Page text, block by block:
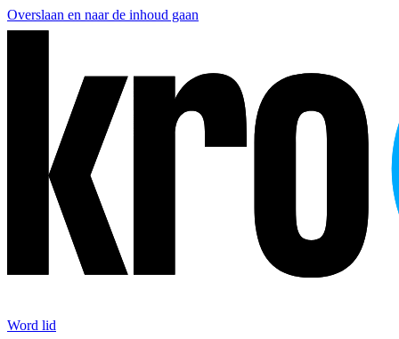
Overslaan en naar de inhoud gaan
Word lid